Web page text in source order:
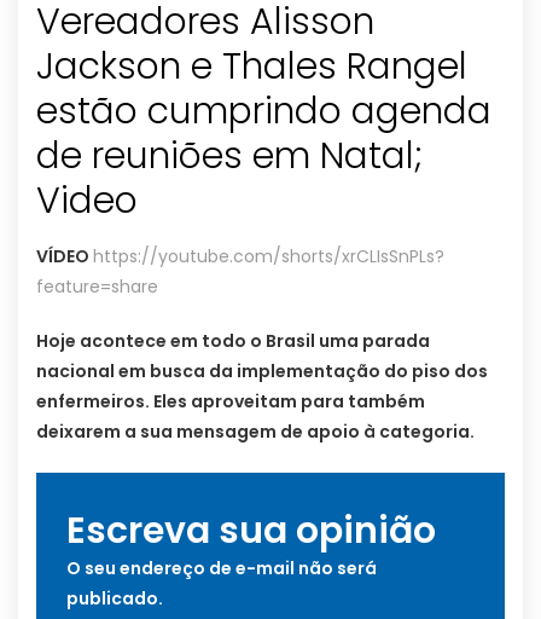
Vereadores Alisson
Jackson e Thales Rangel
estão cumprindo agenda
de reuniões em Natal;
Video
VÍDEO https://youtube.com/shorts/xrCLIsSnPLs?
feature=share
Hoje acontece em todo o Brasil uma parada
nacional em busca da implementação do piso dos
enfermeiros. Eles aproveitam para também
deixarem a sua mensagem de apoio à categoria.
Escreva sua opinião
O seu endereço de e-mail não será
publicado.